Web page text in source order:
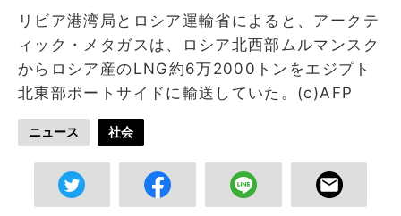
リビア港湾局とロシア運輸省によると、アークテ
ィック・メタガスは、ロシア北西部ムルマンスク
からロシア産のLNG約6万2000トンをエジプト
北東部ポートサイドに輸送していた。(c)AFP
ニュース 社会